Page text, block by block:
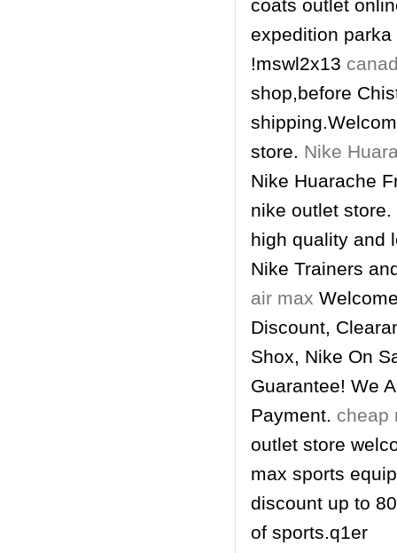
coats outlet
expedition
!mswl2x13
shop,before
store. Nike
Nike Huarache
nike outlet store.
high quality and
Nike Trainers
air max
Discount,
Shox, Nike On
Guarantee! We
Payment. cheap
outlet store
max sports
discount up to
of sports.q1er